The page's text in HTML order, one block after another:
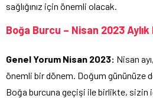
sağlığınız için önemli olacak.
Boğa Burcu – Nisan 2023 Aylık
Genel Yorum Nisan 2023: Nisan
önemli bir dönem. Doğum gününüze
Boğa burcuna geçişi ile birlikte, sizin